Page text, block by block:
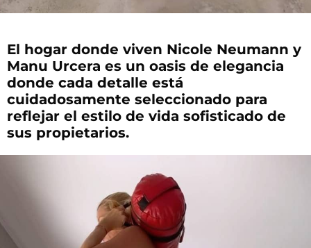
El hogar donde viven Nicole Neumann y
Manu Urcera es un oasis de elegancia
donde cada detalle está
cuidadosamente seleccionado para
reflejar el estilo de vida sofisticado de
sus propietarios.